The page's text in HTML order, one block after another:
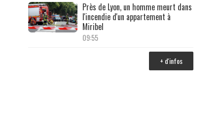
Près de Lyon, un homme meurt dans
l'incendie d'un appartement à
Miribel
09:55
+ d'infos